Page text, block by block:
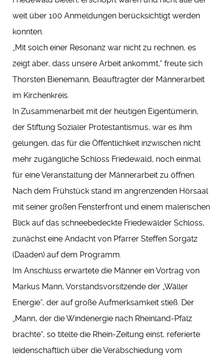
weit über 100 Anmeldungen berücksichtigt werden
konnten.
„Mit solch einer Resonanz war nicht zu rechnen, es
zeigt aber, dass unsere Arbeit ankommt,“ freute sich
Thorsten Bienemann, Beauftragter der Männerarbeit
im Kirchenkreis.
In Zusammenarbeit mit der heutigen Eigentümerin,
der Stiftung Sozialer Protestantismus, war es ihm
gelungen, das für die Öffentlichkeit inzwischen nicht
mehr zugängliche Schloss Friedewald, noch einmal
für eine Veranstaltung der Männerarbeit zu öffnen.
Nach dem Frühstück stand im angrenzenden Hörsaal
mit seiner großen Fensterfront und einem malerischen
Blick auf das schneebedeckte Friedewälder Schloss,
zunächst eine Andacht von Pfarrer Steffen Sorgatz
(Daaden) auf dem Programm.
Im Anschluss erwartete die Männer ein Vortrag von
Markus Mann, Vorstandsvorsitzende der „Wäller
Energie“, der auf große Aufmerksamkeit stieß. Der
„Mann, der die Windenergie nach Rheinland-Pfalz
brachte“, so titelte die Rhein-Zeitung einst, referierte
leidenschaftlich über die Verabschiedung vom